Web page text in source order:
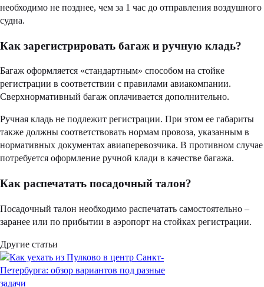
необходимо не позднее, чем за 1 час до отправления воздушного
судна.
Как зарегистрировать багаж и ручную кладь?
Багаж оформляется «стандартным» способом на стойке
регистрации в соответствии с правилами авиакомпании.
Сверхнормативный багаж оплачивается дополнительно.
Ручная кладь не подлежит регистрации. При этом ее габариты
также должны соответствовать нормам провоза, указанным в
нормативных документах авиаперевозчика. В противном случае
потребуется оформление ручной клади в качестве багажа.
Как распечатать посадочный талон?
Посадочный талон необходимо распечатать самостоятельно –
заранее или по прибытии в аэропорт на стойках регистрации.
Другие статьи